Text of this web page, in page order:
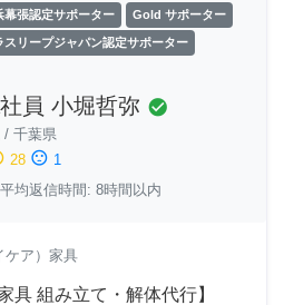
幕張認定サポーター Gold サポーター
スリープジャパン認定サポーター
員 小堀哲弥 check_circle
/ 千葉県
28 sentiment_dissatisfied 1
均返信時間: 8時間以内
ケア）家具
具 組み立て・解体代行】